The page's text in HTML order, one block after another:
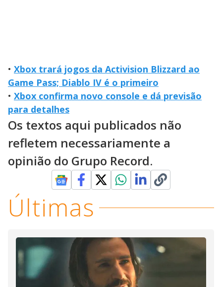
• Xbox trará jogos da Activision Blizzard ao
Game Pass; Diablo IV é o primeiro
• Xbox confirma novo console e dá previsão
para detalhes
Os textos aqui publicados não
refletem necessariamente a
opinião do Grupo Record.
Últimas